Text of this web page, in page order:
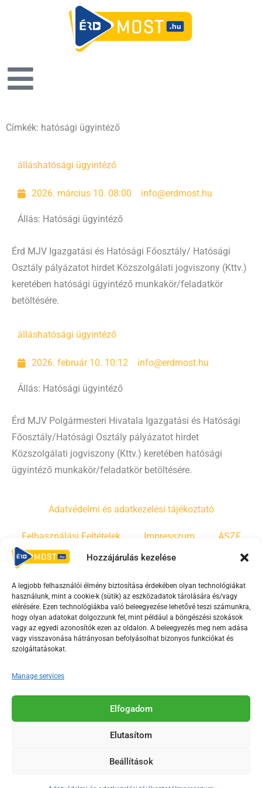
Hozzájárulás kezelése
A legjobb felhasználói élmény biztosítása érdekében olyan technológiákat
használunk, mint a cookie-k (sütik) az eszközadatok tárolására és/vagy
elérésére. Ezen technológiákba való beleegyezése lehetővé teszi számunkra,
hogy olyan adatokat dolgozzunk fel, mint például a böngészési szokások
vagy az egyedi azonosítók ezen az oldalon. A beleegyezés meg nem adása
vagy visszavonása hátrányosan befolyásolhat bizonyos funkciókat és
szolgáltatásokat.
Manage services
Elfogadom
Elutasítom
Beállítások
Címkék: hatósági ügyintéző
álláshatósági ügyintéző
2026. március 10. 08:00 info@erdmost.hu
Állás: Hatósági ügyintéző
Érd MJV Igazgatási és Hatósági Főosztály/ Hatósági
Osztály pályázatot hirdet Közszolgálati jogviszony (Kttv.)
keretében hatósági ügyintéző munkakör/feladatkör
betöltésére.
álláshatósági ügyintéző
2026. február 10. 10:12 info@erdmost.hu
Állás: Hatósági ügyintéző
Érd MJV Polgármesteri Hivatala Igazgatási és Hatósági
Főosztály/Hatósági Osztály pályázatot hirdet
Közszolgálati jogviszony (Kttv.) keretében hatósági
ügyintéző munkakör/feladatkör betöltésére.
Adatvédelmi és adatkezelési tájékoztató
Felhasználási Feltételek Impresszum ÁSZF
Irányelvek Moderálási szabályzat
F
a
c
e
o
o
-
Y
o
u
t
b
e
s
r
T
i
k
Az Érd Média médiaszolgáltatási tevékenységét a
Médiatanács a Magyar Média Mecenatúra program
2018-2026. © Minden jog fenntartva, Érd Megyei Jogú Város